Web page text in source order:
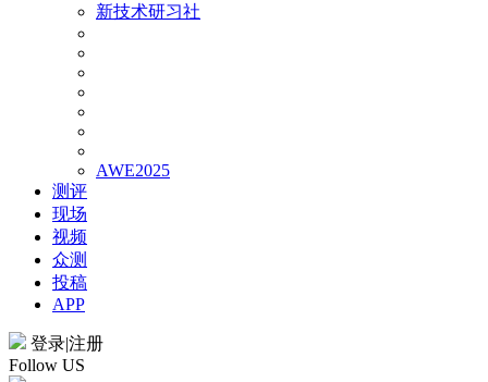
新技术研习社
AWE2025
测评
现场
视频
众测
投稿
APP
登录|注册
Follow US